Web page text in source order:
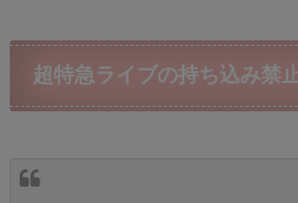
超特急ライブの持ち込み禁